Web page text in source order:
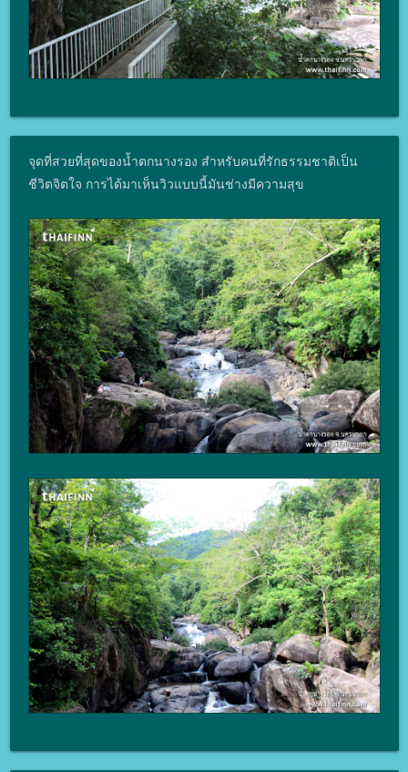
จุดที่สวยที่สุดของน้ำตกนางรอง สำหรับคนที่รักธรรมชาติเป็น
ชีวิตจิตใจ การได้มาเห็นวิวแบบนี้มันช่างมีความสุข